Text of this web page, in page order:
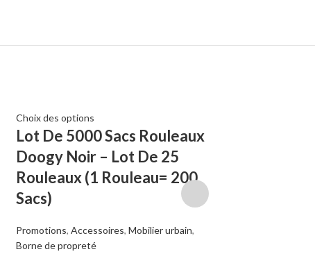
Choix des options
Lot De 5000 Sacs Rouleaux
Doogy Noir – Lot De 25
Rouleaux (1 Rouleau= 200
Sacs)
Promotions,Accessoires,Mobilier urbain,
Borne de propreté